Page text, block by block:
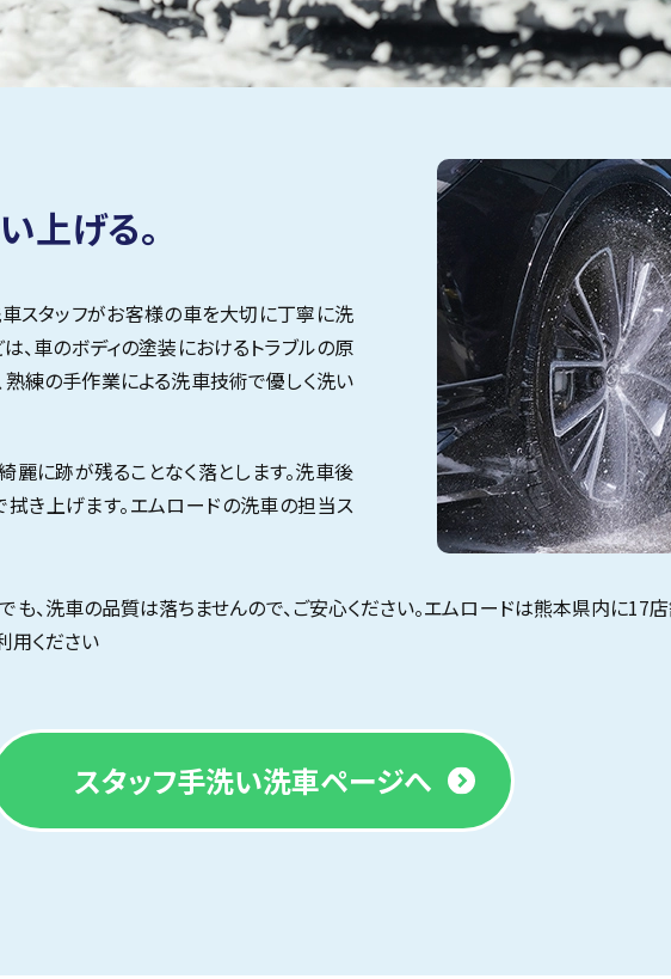
上げる。
スタッフがお客様の車を大切に丁寧に洗
、車のボディの塗装におけるトラブルの原
熟練の手作業による洗車技術で優しく洗い
麗に跡が残ることなく落とします。洗車後
拭き上げます。エムロードの洗車の担当ス
も、洗車の品質は落ちませんので、ご安心ください。エムロードは熊本県内に17店
用ください
スタッフ手洗い洗車ページへ